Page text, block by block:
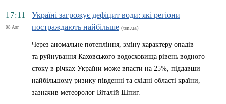
17:11
08 Авг
Україні загрожує дефіцит води: які регіони
постраждають найбільше (tsn.ua)
Через аномальне потепління, зміну характеру опадів
та руйнування Каховського водосховища рівень водного
стоку в річках України може впасти на 25%, піддавши
найбільшому ризику південні та східні області країни,
зазначив метеоролог Віталій Шпиг.